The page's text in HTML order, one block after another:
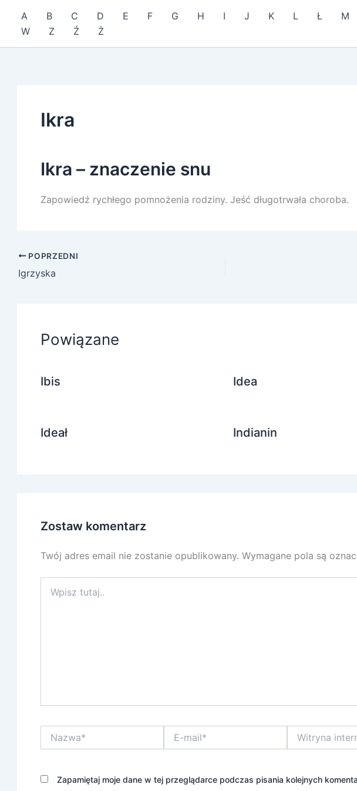
A B C D E F G H I J K L Ł M
W
Z Ź Ż
Ikra
Ikra – znaczenie snu
Zapowiedź rychłego pomnożenia rodziny. Jeść długotrwała choroba.
POPRZEDNI
Igrzyska
Powiązane
Ibis Idea
Ideał Indianin
Zostaw komentarz
Twój adres email nie zostanie opublikowany. Wymagane pola są
tutaj..
mail*
internetowa
Zapamiętaj moje dane w tej przeglądarce podczas pisania kolejnych